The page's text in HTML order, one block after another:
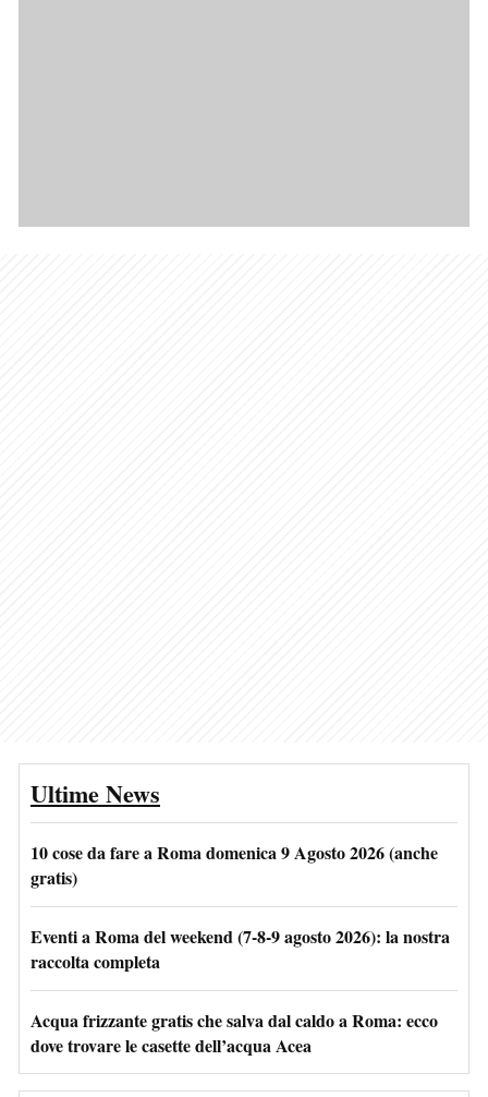
Ultime News
10 cose da fare a Roma domenica 9 Agosto 2026 (anche
gratis)
Eventi a Roma del weekend (7-8-9 agosto 2026): la nostra
raccolta completa
Acqua frizzante gratis che salva dal caldo a Roma: ecco
dove trovare le casette dell’acqua Acea